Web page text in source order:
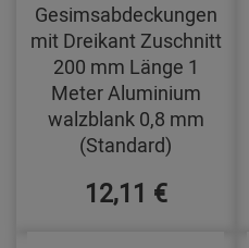
Gesimsabdeckungen
mit Dreikant Zuschnitt
200 mm Länge 1
Meter Aluminium
walzblank 0,8 mm
(Standard)
12,11 €